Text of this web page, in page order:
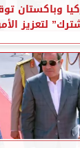
وباكستان
لتعزيز